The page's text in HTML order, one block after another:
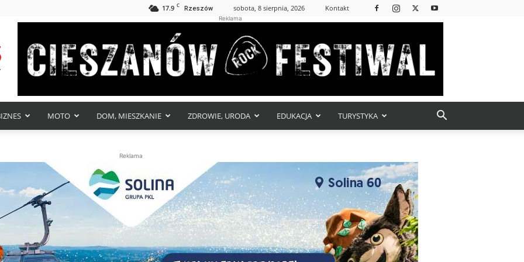
17.9 C Rzeszów sobota, 8 sierpnia, 2026 Kontakt
Reklama
MOTO DOM, MIESZKANIE ZDROWIE, URODA EDUKACJA TURYSTYKA
Reklama